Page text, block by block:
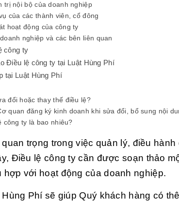
trị nội bộ của doanh nghiệp
của các thành viên, cổ đông
hoạt động của công ty
nghiệp và các bên liên quan
công ty
Điều lệ công ty tại Luật Hùng Phí
tại Luật Hùng Phí
đổi hoặc thay thế điều lệ?
quan đăng ký kinh doanh khi sửa đổi, bổ sung nội
công ty là bao nhiêu?
trọng trong việc quản lý, điều
Điều lệ công ty cần được soạn thảo
với hoạt động của doanh nghiệp.
Phí sẽ giúp Quý khách hàng có